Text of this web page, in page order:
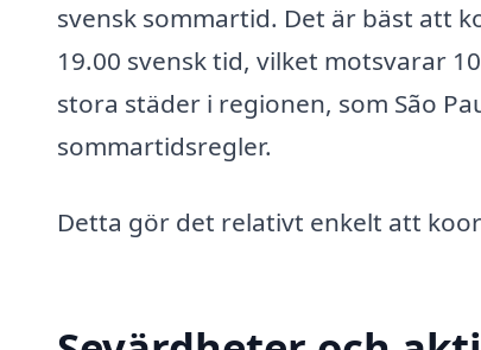
svensk sommartid. Det är bäst att
19.00 svensk tid, vilket motsvarar
stora städer i regionen, som São
sommartidsregler.
Detta gör det relativt enkelt att